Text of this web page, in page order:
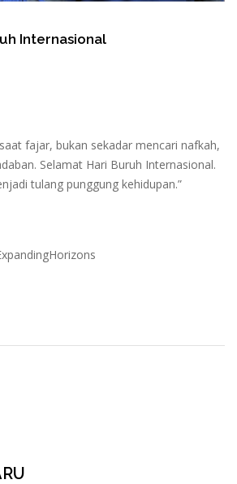
Internasional
fajar, bukan sekadar mencari nafkah,
Selamat Hari Buruh Internasional.
tulang punggung kehidupan.”